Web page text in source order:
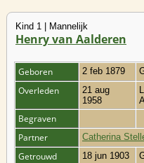
Kind 1 | Mannelijk
Henry van Aalderen
Geboren 2 feb 1879
Overleden
21 aug
1958
Begraven
Partner
Catherina
Getrouwd 18 jun 1903